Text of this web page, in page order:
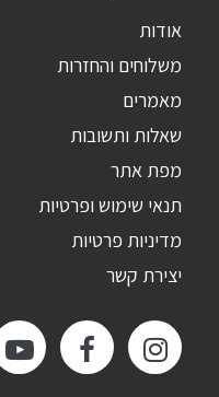
אודות
משלוחים והחזרות
מאמרים
שאלות ותשובות
מפת אתר
תנאי שימוש ופרטיות
מדיניות פרטיות
יצירת קשר